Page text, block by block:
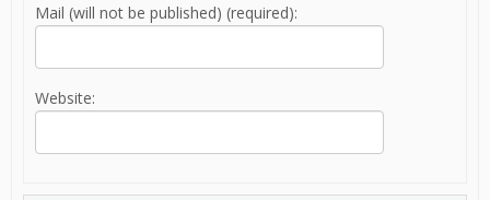
Mail (will not be published) (required):
Website: